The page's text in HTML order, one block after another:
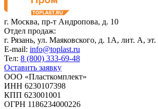
г. Москва, пр-т Андропова, д. 10
Отдел продаж:
г. Рязань, ул. Маяковского, д. 1А, лит. А,
E-mail: info@toplast.ru
Тел: 8 (800) 333-69-48
Оставить заявку
ООО «Пласткомплект»
ИНН 6230107398
КПП 623001001
ОГРН 1186234000226